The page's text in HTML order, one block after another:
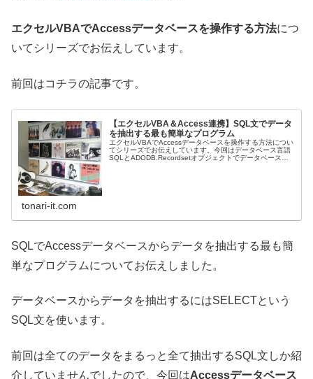
エクセルVBAでAccessデータベースを操作する方法につ
いてシリーズでお伝えしています。
前回はコチラの記事です。
【エクセルVBA＆Access連携】SQL文でデータ
を抽出する最も簡単なプログラム
エクセルVBAでAccessデータベースを操作する方法につい
てシリーズでお伝えしています。今回はデータベース言語
SQLとADODB.Recordsetオブジェクトでデータベースか
tonari-it.com
SQLでAccessデータベースからデータを抽出する最も簡
単なプログラムについてお伝えしました。
データベースからデータを抽出するにはSELECTという
SQL文を使います。
前回は全てのデータをまるっと全て抽出するSQL文しか紹
介していませんでしたので、今回はAccessデータベース